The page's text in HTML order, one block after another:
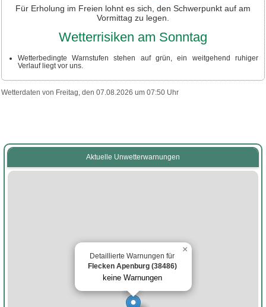
Für Erholung im Freien lohnt es sich, den Schwerpunkt auf am
Vormittag zu legen.
Wetterrisiken am Sonntag
Wetterbedingte Warnstufen stehen auf grün, ein weitgehend ruhiger
Verlauf liegt vor uns.
Wetterdaten von Freitag, den 07.08.2026 um 07:50 Uhr
Aktuelle Unwetterwarnungen
Detaillierte Warnungen für
Flecken Apenburg (38486)
keine Warnungen
×